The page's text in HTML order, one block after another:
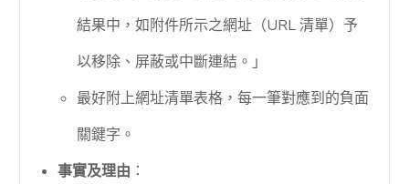
結果中，如附件所示之網址（URL 清單）予
以移除、屏蔽或中斷連結。」
最好附上網址清單表格，每一筆對應到的負面
關鍵字。
事實及理由 ：